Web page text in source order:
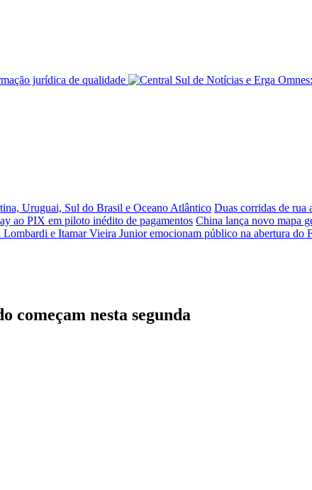
Uruguai, Sul do Brasil e Oceano Atlântico Duas corridas de rua
ao PIX em piloto inédito de pagamentos China lança novo mapa
Lombardi e Itamar Vieira Junior emocionam público na abertura do
começam nesta segunda